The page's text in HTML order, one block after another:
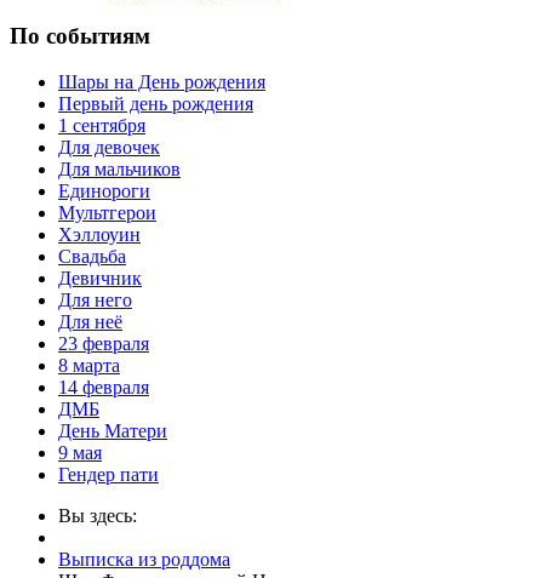
По событиям
Шары на День рождения
Первый день рождения
1 сентября
Для девочек
Для мальчиков
Единороги
Мультгерои
Хэллоуин
Свадьба
Девичник
Для него
Для неё
23 февраля
8 марта
14 февраля
ДМБ
День Матери
9 мая
Гендер пати
Вы здесь:
Выписка из роддома